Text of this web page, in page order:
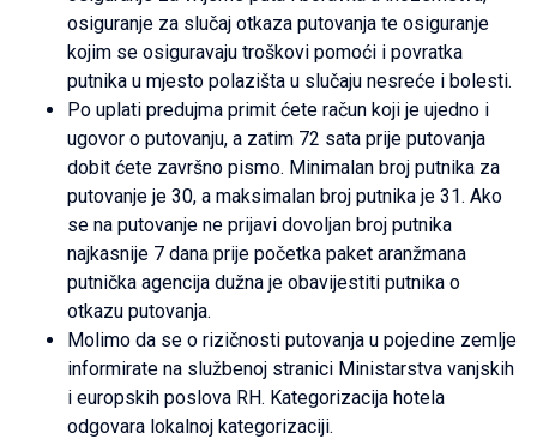
osiguranje za slučaj otkaza putovanja te osiguranje
kojim se osiguravaju troškovi pomoći i povratka
putnika u mjesto polazišta u slučaju nesreće i bolesti.
Po uplati predujma primit ćete račun koji je ujedno i
ugovor o putovanju, a zatim 72 sata prije putovanja
dobit ćete završno pismo. Minimalan broj putnika za
putovanje je 30, a maksimalan broj putnika je 31. Ako
se na putovanje ne prijavi dovoljan broj putnika
najkasnije 7 dana prije početka paket aranžmana
putnička agencija dužna je obavijestiti putnika o
otkazu putovanja.
Molimo da se o rizičnosti putovanja u pojedine zemlje
informirate na službenoj stranici Ministarstva vanjskih
i europskih poslova RH. Kategorizacija hotela
odgovara lokalnoj kategorizaciji.